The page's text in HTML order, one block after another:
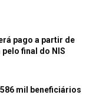
pago a partir de
final do NIS
mil beneficiários